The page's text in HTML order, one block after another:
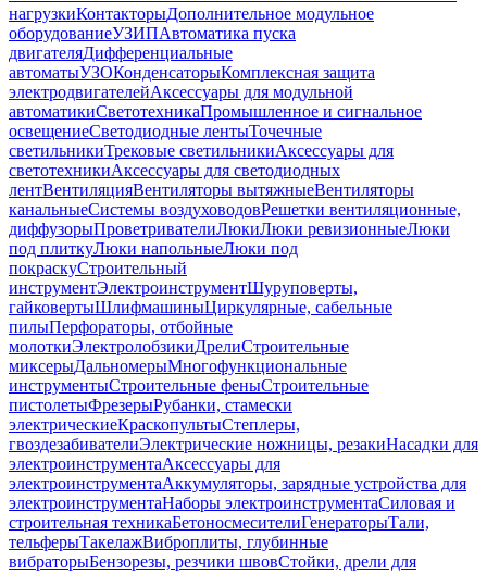
нагрузкиКонтакторыДополнительное модульное
оборудованиеУЗИПАвтоматика пуска
двигателяДифференциальные
автоматыУЗОКонденсаторыКомплексная защита
электродвигателейАксессуары для модульной
автоматикиСветотехникаПромышленное и сигнальное
освещениеСветодиодные лентыТочечные
светильникиТрековые светильникиАксессуары для
светотехникиАксессуары для светодиодных
лентВентиляцияВентиляторы вытяжныеВентиляторы
канальныеСистемы воздуховодовРешетки вентиляционные,
диффузорыПроветривателиЛюкиЛюки ревизионныеЛюки
под плиткуЛюки напольныеЛюки под
покраскуСтроительный
инструментЭлектроинструментШуруповерты,
гайковертыШлифмашиныЦиркулярные, сабельные
пилыПерфораторы, отбойные
молоткиЭлектролобзикиДрелиСтроительные
миксерыДальномерыМногофункциональные
инструментыСтроительные феныСтроительные
пистолетыФрезерыРубанки, стамески
электрическиеКраскопультыСтеплеры,
гвоздезабивателиЭлектрические ножницы, резакиНасадки для
электроинструментаАксессуары для
электроинструментаАккумуляторы, зарядные устройства для
электроинструментаНаборы электроинструментаСиловая и
строительная техникаБетоносмесителиГенераторыТали,
тельферыТакелажВиброплиты, глубинные
вибраторыБензорезы, резчики швовСтойки, дрели для